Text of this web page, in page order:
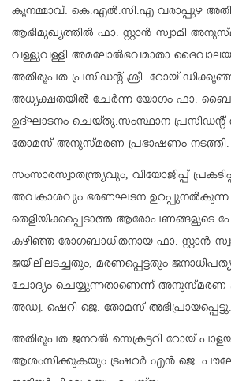
കൂനമ്മാവ്: കെ.എൽ.സി.എ വരാപ്പുഴ
ആഭിമുഖ്യത്തിൽ ഫാ. സ്റ്റാൻ സ്വാമി
വള്ളുവള്ളി അമലോൽഭവമാതാ
അതിരൂപത പ്രസിഡന്റ് ശ്രീ. റോയ്
അധ്യക്ഷതയിൽ ചേർന്ന യോഗം ഫാ.
ഉദ്ഘാടനം ചെയ്തു.സംസ്ഥാന പ്രസിഡന്റ്
തോമസ് അനുസ്മരണ പ്രഭാഷണം നടത്തി.
സംസാരസ്വാതന്ത്ര്യവും, വിയോജിപ്പ്
അവകാശവും ഭരണഘടന ഉറപ്പുനൽകുന്ന
തെളിയിക്കപ്പെടാത്ത ആരോപണങ്ങളുടെ
കഴിഞ്ഞ രോഗബാധിതനായ ഫാ. സ്റ്റാൻ
ജയിലിലടച്ചതും, മരണപ്പെട്ടതും
ചോദ്യം ചെയ്യുന്നതാണെന്ന് അനുസ്മരണ
അഡ്വ. ഷെറി ജെ. തോമസ് അഭിപ്രായപ്പെട്ടു.
അതിരൂപത ജനറൽ സെക്രട്ടറി റോയ്
ആശംസിക്കുകയും ട്രഷറർ എൻ.ജെ.